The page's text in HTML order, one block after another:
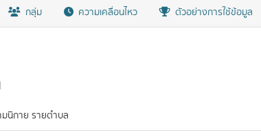
กลุ่ม ความเคลื่อนไหว ตัวอย่างการใช้ข้อมูล
นิกาย รายตำบล